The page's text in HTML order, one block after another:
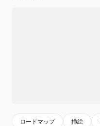
ロードマップ 挿絵